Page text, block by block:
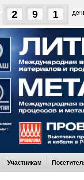
2 9 1
Участникам